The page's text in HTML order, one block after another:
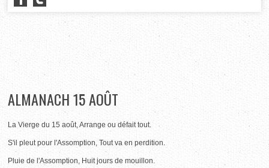
ALMANACH 15 AOÛT
La Vierge du 15 août, Arrange ou défait tout.
S'il pleut pour l'Assomption, Tout va en perdition.
Pluie de l'Assomption, Huit jours de mouillon.